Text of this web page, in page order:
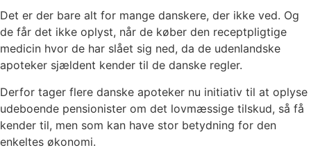
Det er der bare alt for mange danskere, der ikke ved. Og
de får det ikke oplyst, når de køber den receptpligtige
medicin hvor de har slået sig ned, da de udenlandske
apoteker sjældent kender til de danske regler.
Derfor tager flere danske apoteker nu initiativ til at oplyse
udeboende pensionister om det lovmæssige tilskud, så få
kender til, men som kan have stor betydning for den
enkeltes økonomi.